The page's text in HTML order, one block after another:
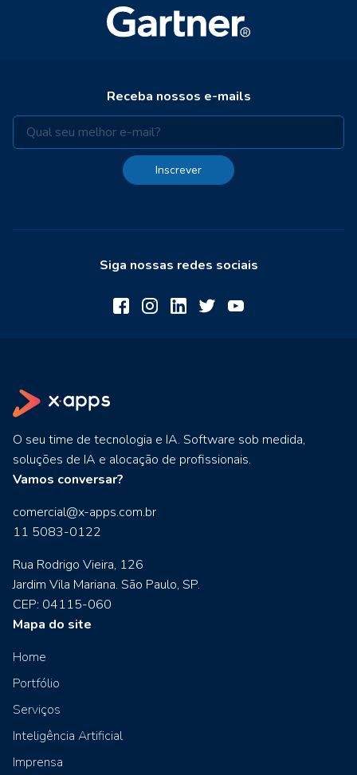
Receba nossos e-mails
Inscrever
Siga nossas redes sociais
O seu time de tecnologia e IA. Software sob medida,
soluções de IA e alocação de profissionais.
Vamos conversar?
comercial@x-apps.com.br
11 5083-0122
Rua Rodrigo Vieira, 126
Jardim Vila Mariana. São Paulo, SP.
CEP: 04115-060
Mapa do site
Home
Portfólio
Serviços
Inteligência Artificial
Imprensa